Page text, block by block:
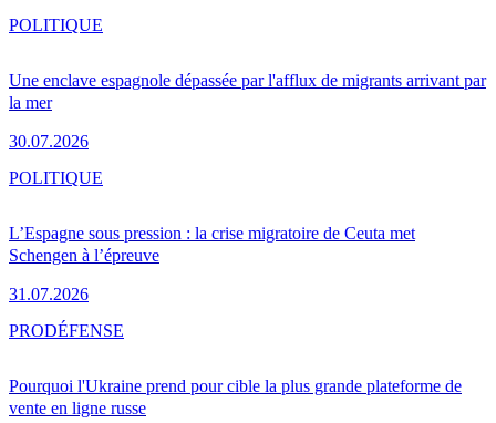
Une enclave espagnole dépassée par l'afflux de migrants arrivant par
la mer
30.07.2026
POLITIQUE
L’Espagne sous pression : la crise migratoire de Ceuta met
Schengen à l’épreuve
31.07.2026
POLITIQUE
Pourquoi l'Ukraine prend pour cible la plus grande plateforme de
vente en ligne russe
PRODÉFENSE